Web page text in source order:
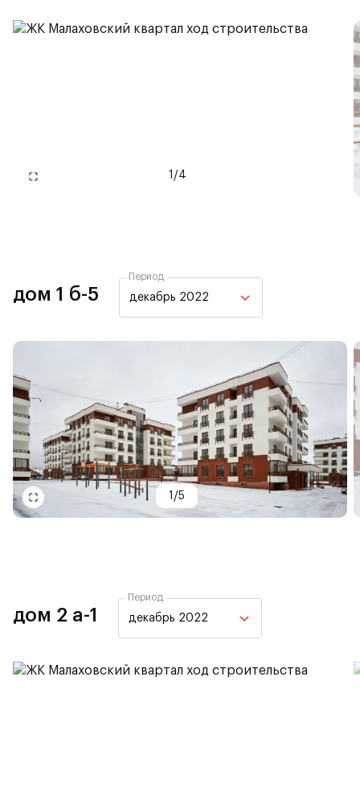
1 /4
дом 1 б-5
Период
декабрь 2022
1 /5
дом 2 а-1
Период
декабрь 2022